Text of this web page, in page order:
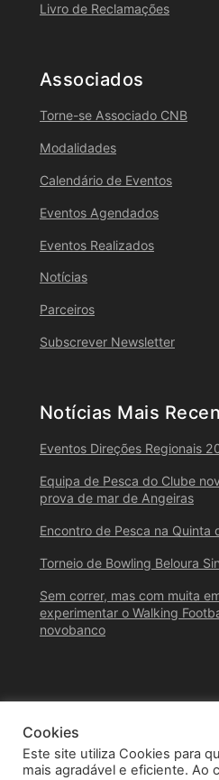
Livro de Reclamações
Associados
Torne-se Associado CNB
Modalidades
Calendário de Eventos
Eventos Agendados
Eventos Realizados
Notícias
Parceiros
Subscrever Newsletter
Notícias Mais
Eventos Direções Regionais
Equipa de Pesca do Clube
prova de mar de Angeiras
Encontro de Pesca na Quinta
Torneio de Bowling Beloura
Sem correr, mas com muita
experimentar o Walking
novobanco
Cookies
Este site utiliza Cookies para
mais agradável e eficiente. Ao